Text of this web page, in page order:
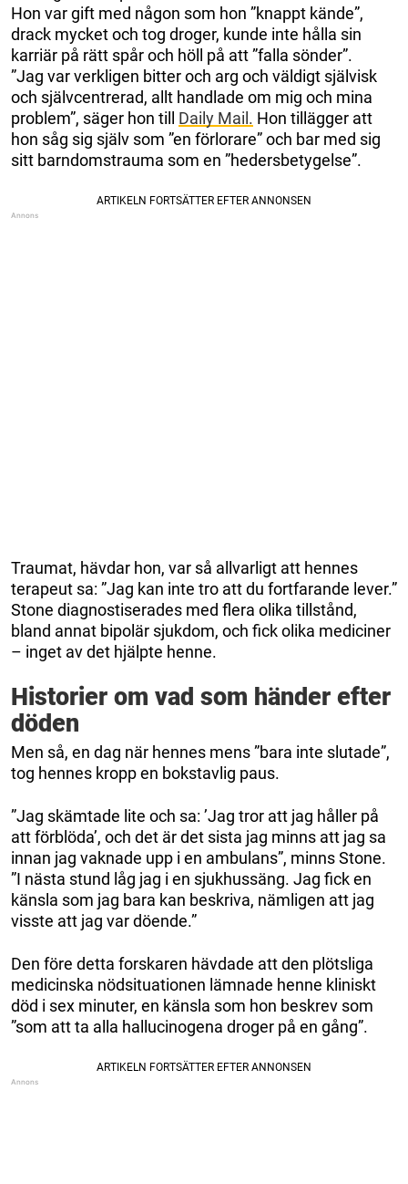
Hon var gift med någon som hon ”knappt kände”,
drack mycket och tog droger, kunde inte hålla sin
karriär på rätt spår och höll på att ”falla sönder”.
”Jag var verkligen bitter och arg och väldigt självisk
och självcentrerad, allt handlade om mig och mina
problem”, säger hon till Daily Mail. Hon tillägger att
hon såg sig själv som ”en förlorare” och bar med sig
sitt barndomstrauma som en ”hedersbetygelse”.
Traumat, hävdar hon, var så allvarligt att hennes
terapeut sa: ”Jag kan inte tro att du fortfarande lever.”
Stone diagnostiserades med flera olika tillstånd,
bland annat bipolär sjukdom, och fick olika mediciner
– inget av det hjälpte henne.
Historier om vad som händer efter
döden
Men så, en dag när hennes mens ”bara inte slutade”,
tog hennes kropp en bokstavlig paus.
”Jag skämtade lite och sa: ’Jag tror att jag håller på
att förblöda’, och det är det sista jag minns att jag sa
innan jag vaknade upp i en ambulans”, minns Stone.
”I nästa stund låg jag i en sjukhussäng. Jag fick en
känsla som jag bara kan beskriva, nämligen att jag
visste att jag var döende.”
Den före detta forskaren hävdade att den plötsliga
medicinska nödsituationen lämnade henne kliniskt
död i sex minuter, en känsla som hon beskrev som
”som att ta alla hallucinogena droger på en gång”.